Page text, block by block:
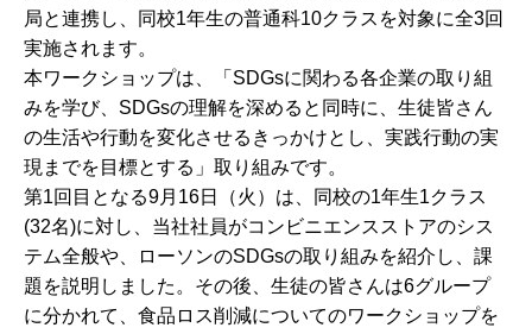
局と連携し、同校1年生の普通科10クラスを対象に全3回
実施されます。
本ワークショップは、「SDGsに関わる各企業の取り組
みを学び、SDGsの理解を深めると同時に、生徒皆さん
の生活や行動を変化させるきっかけとし、実践行動の実
現までを目標とする」取り組みです。
第1回目となる9月16日（火）は、同校の1年生1クラス
(32名)に対し、当社社員がコンビニエンスストアのシス
テム全般や、ローソンのSDGsの取り組みを紹介し、課
題を説明しました。その後、生徒の皆さんは6グループ
に分かれて、食品ロス削減についてのワークショップを